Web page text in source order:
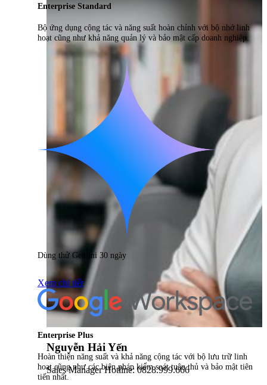
Nguyễn Hải Yến
Sales Manager Hotline: 0828.999.666
Enterprise Standard
Bộ ứng dụng cộng tác và năng suất hoàn chỉnh với bộ nhớ linh
hoạt cũng như khả năng quản lý và bảo mật cấp doanh nghiệp.
Dùng thử Gemini 30 ngày
Xem chi tiết
Enterprise Plus
Hoàn thiện năng suất và khả năng cộng tác với bộ lưu trữ linh
hoạt cũng như các biện pháp kiểm soát tuân thủ và bảo mật tiên
tiến nhất.